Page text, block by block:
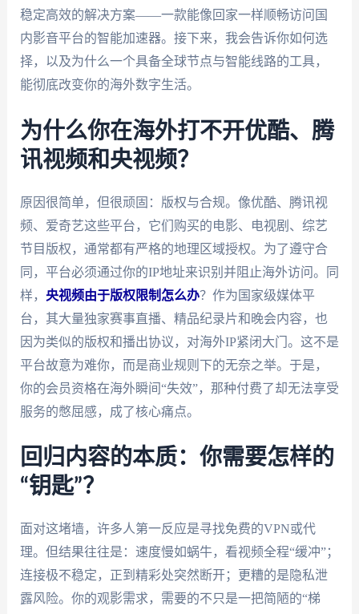
稳定高效的解决方案——一款能像回家一样顺畅访问国
内影音平台的智能加速器。接下来，我会告诉你如何选
择，以及为什么一个具备全球节点与智能线路的工具，
能彻底改变你的海外数字生活。
为什么你在海外打不开优酷、腾
讯视频和央视频？
原因很简单，但很顽固：版权与合规。像优酷、腾讯视
频、爱奇艺这些平台，它们购买的电影、电视剧、综艺
节目版权，通常都有严格的地理区域授权。为了遵守合
同，平台必须通过你的IP地址来识别并阻止海外访问。同
样， 央视频由于版权限制怎么办？作为国家级媒体平
台，其大量独家赛事直播、精品纪录片和晚会内容，也
因为类似的版权和播出协议，对海外IP紧闭大门。这不是
平台故意为难你，而是商业规则下的无奈之举。于是，
你的会员资格在海外瞬间“失效”，那种付费了却无法享受
服务的憋屈感，成了核心痛点。
回归内容的本质：你需要怎样的
“钥匙”？
面对这堵墙，许多人第一反应是寻找免费的VPN或代
理。但结果往往是：速度慢如蜗牛，看视频全程“缓冲”；
连接极不稳定，正到精彩处突然断开；更糟的是隐私泄
露风险。你的观影需求，需要的不只是一把简陋的“梯